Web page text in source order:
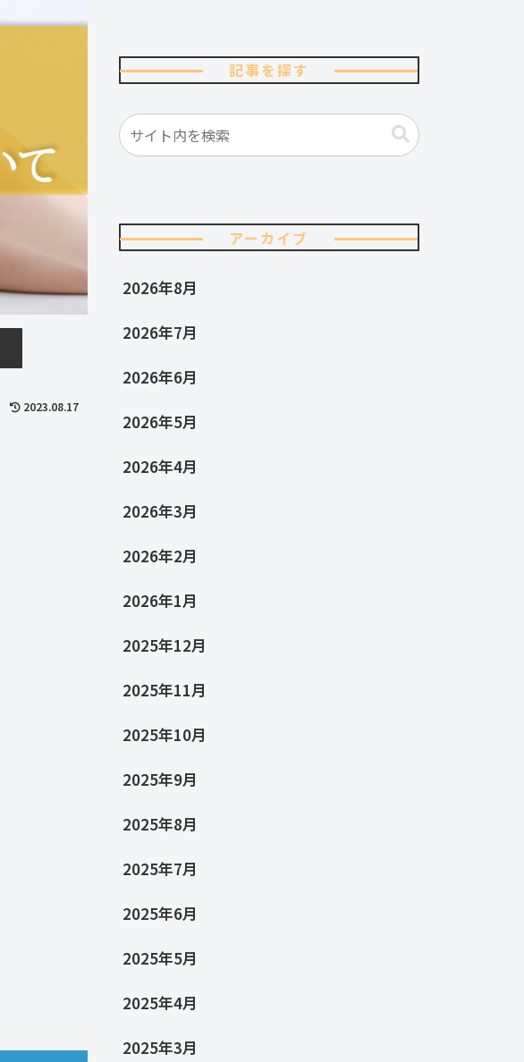
2023.08.17
記事を探す
アーカイブ
2026年8月
2026年7月
2026年6月
2026年5月
2026年4月
2026年3月
2026年2月
2026年1月
2025年12月
2025年11月
2025年10月
2025年9月
2025年8月
2025年7月
2025年6月
2025年5月
2025年4月
2025年3月